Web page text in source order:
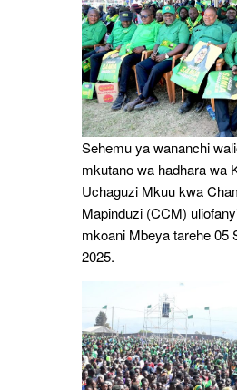
Sehemu ya wananchi
mkutano wa hadhara wa
Uchaguzi Mkuu kwa
Mapinduzi (CCM)
mkoani Mbeya tarehe 05
2025.